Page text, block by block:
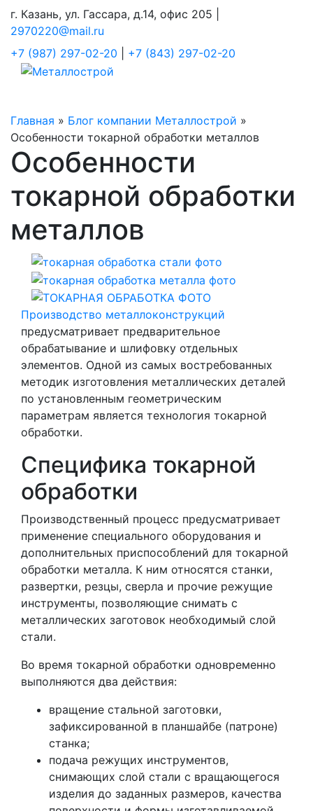
г. Казань, ул. Гассара, д.14, офис 205 |
2970220@mail.ru
+7 (987) 297-02-20
+7 (843) 297-02-20
Главная » Блог компании Металлострой »
Особенности токарной обработки металлов
Особенности
токарной обработки
металлов
Производство металлоконструкций
предусматривает предварительное
обрабатывание и шлифовку отдельных
элементов. Одной из самых востребованных
методик изготовления металлических деталей
по установленным геометрическим
параметрам является технология токарной
обработки.
Специфика токарной
обработки
Производственный процесс предусматривает
применение специального оборудования и
дополнительных приспособлений для токарной
обработки металла. К ним относятся станки,
развертки, резцы, сверла и прочие режущие
инструменты, позволяющие снимать с
металлических заготовок необходимый слой
стали.
Во время токарной обработки одновременно
выполняются два действия:
вращение стальной заготовки,
зафиксированной в планшайбе (патроне)
станка;
подача режущих инструментов,
снимающих слой стали с вращающегося
изделия до заданных размеров, качества